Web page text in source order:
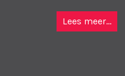
Lees meer...